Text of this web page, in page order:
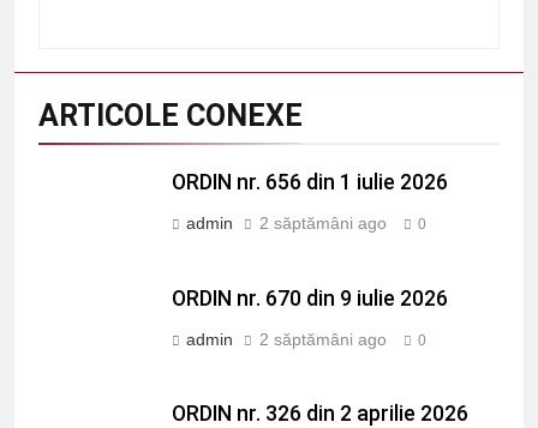
ARTICOLE CONEXE
ORDIN nr. 656 din 1 iulie 2026
admin 2 săptămâni ago 0
ORDIN nr. 670 din 9 iulie 2026
admin 2 săptămâni ago 0
ORDIN nr. 326 din 2 aprilie 2026